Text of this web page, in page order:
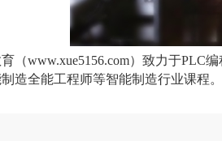
www.xue5156.com）致力于PLC编
造全能工程师等智能制造行业课程